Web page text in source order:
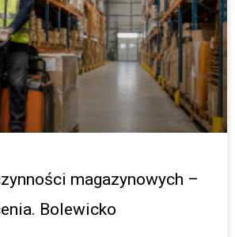
magazynowych –
Bolewicko